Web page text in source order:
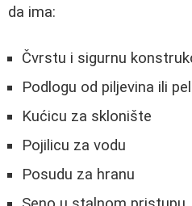
da ima:
Čvrstu i sigurnu
Podlogu od piljevina ili
Kućicu za sklonište
Pojilicu za vodu
Posudu za hranu